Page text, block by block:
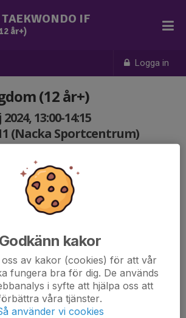
Logga in
IF
år+)
(12 år+)
13:00-14:15
(Nacka Sportcentrum)
Godkänn kakor
av kakor (cookies) för att vår
fungera bra för dig. De används
i syfte att hjälpa oss att
våra tjänster.
använder vi cookies